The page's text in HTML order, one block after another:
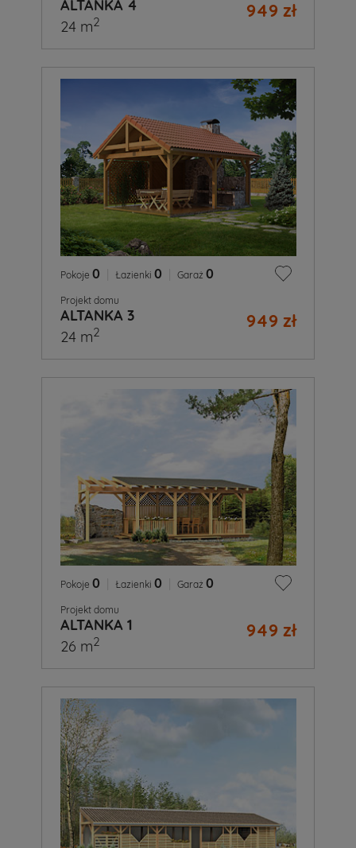
ALTANKA 4 949 zł
24 m2
Pokoje 0 Łazienki 0 Garaż 0
Projekt domu
ALTANKA 3 949 zł
24 m2
Pokoje 0 Łazienki 0 Garaż 0
Projekt domu
ALTANKA 1 949 zł
26 m2